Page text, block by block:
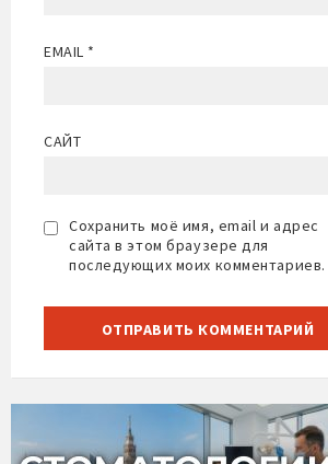
EMAIL *
САЙТ
Сохранить моё имя, email и адрес
сайта в этом браузере для
последующих моих комментариев.